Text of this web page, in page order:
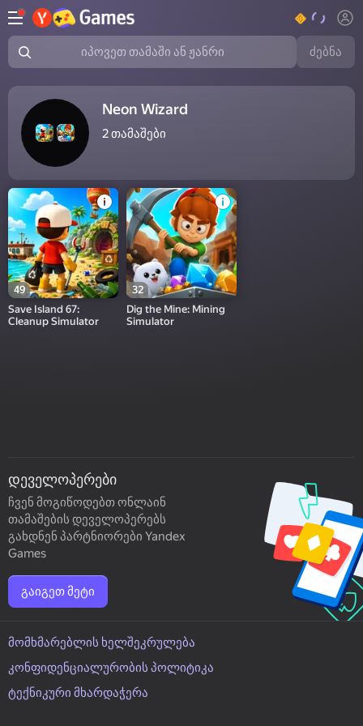
იპოვეთ თამაში ან ჟანრი ძებნა
Neon Wizard
2თამაშები
49
Save Island 67:
Cleanup Simulator
32
Dig the Mine: Mining
Simulator
დეველოპერები
ჩვენ მოგიწოდებთ ონლაინ
თამაშების დეველოპერებს
გახდნენ პარტნიორები Yandex
Games
გაიგეთ მეტი
მომხმარებლის ხელშეკრულება
კონფიდენციალურობის პოლიტიკა
ტექნიკური მხარდაჭერა